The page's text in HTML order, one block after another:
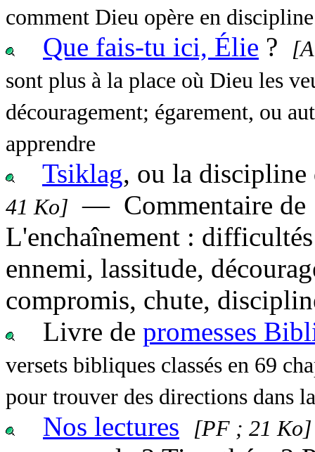
comment Dieu opère en
Que fais-tu ici, Élie ?
sont plus à la place où Dieu les
découragement; égarement, ou
apprendre
Tsiklag, ou la
41 Ko] — Commentaire de
L'enchaînement :
ennemi, lassitude,
compromis, chute,
Livre de promesses
versets bibliques classés en 69
pour trouver des directions dans
Nos lectures [PF ; 21 Ko]